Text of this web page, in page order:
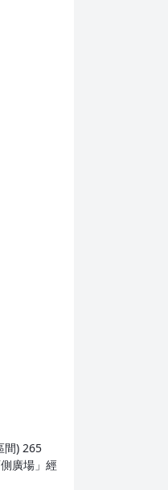
間) 265
廣場」經